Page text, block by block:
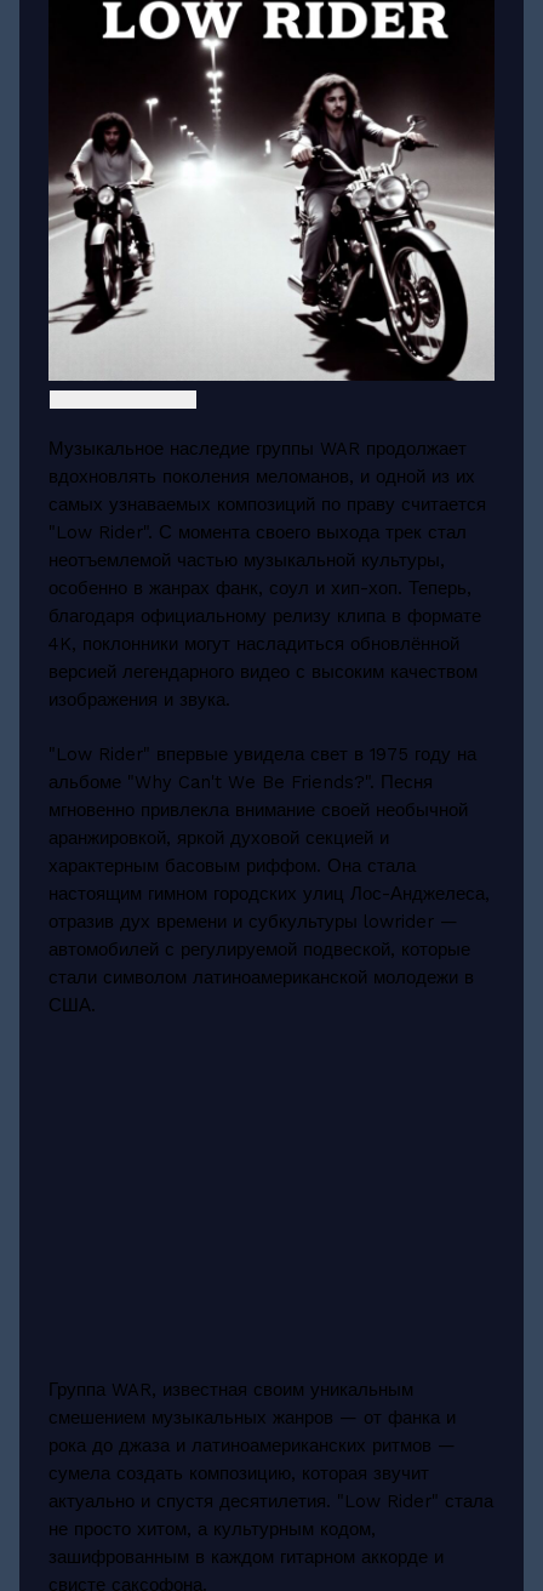
Музыкальное наследие группы WAR продолжает
вдохновлять поколения меломанов, и одной из их
самых узнаваемых композиций по праву считается
"Low Rider". С момента своего выхода трек стал
неотъемлемой частью музыкальной культуры,
особенно в жанрах фанк, соул и хип-хоп. Теперь,
благодаря официальному релизу клипа в формате
4K, поклонники могут насладиться обновлённой
версией легендарного видео с высоким качеством
изображения и звука.
"Low Rider" впервые увидела свет в 1975 году на
альбоме "Why Can't We Be Friends?". Песня
мгновенно привлекла внимание своей необычной
аранжировкой, яркой духовой секцией и
характерным басовым риффом. Она стала
настоящим гимном городских улиц Лос-Анджелеса,
отразив дух времени и субкультуры lowrider —
автомобилей с регулируемой подвеской, которые
стали символом латиноамериканской молодежи в
США.
Группа WAR, известная своим уникальным
смешением музыкальных жанров — от фанка и
рока до джаза и латиноамериканских ритмов —
сумела создать композицию, которая звучит
актуально и спустя десятилетия. "Low Rider" стала
не просто хитом, а культурным кодом,
зашифрованным в каждом гитарном аккорде и
свисте саксофона.